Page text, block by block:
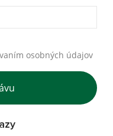
osobných údajov